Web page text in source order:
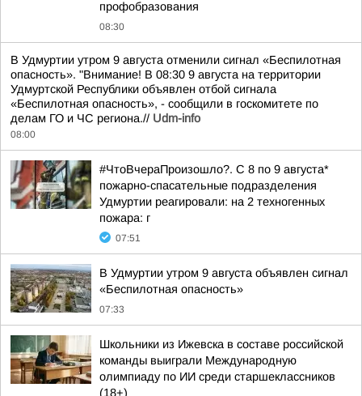
профобразования
08:30
В Удмуртии утром 9 августа отменили сигнал «Беспилотная
опасность». "Внимание! В 08:30 9 августа на территории
Удмуртской Республики объявлен отбой сигнала
«Беспилотная опасность», - сообщили в госкомитете по
делам ГО и ЧС региона.// Udm-info
08:00
#ЧтоВчераПроизошло?. С 8 по 9 августа*
пожарно-спасательные подразделения
Удмуртии реагировали: на 2 техногенных
пожара: г
07:51
В Удмуртии утром 9 августа объявлен сигнал
«Беспилотная опасность»
07:33
Школьники из Ижевска в составе российской
команды выиграли Международную
олимпиаду по ИИ среди старшеклассников
(18+)